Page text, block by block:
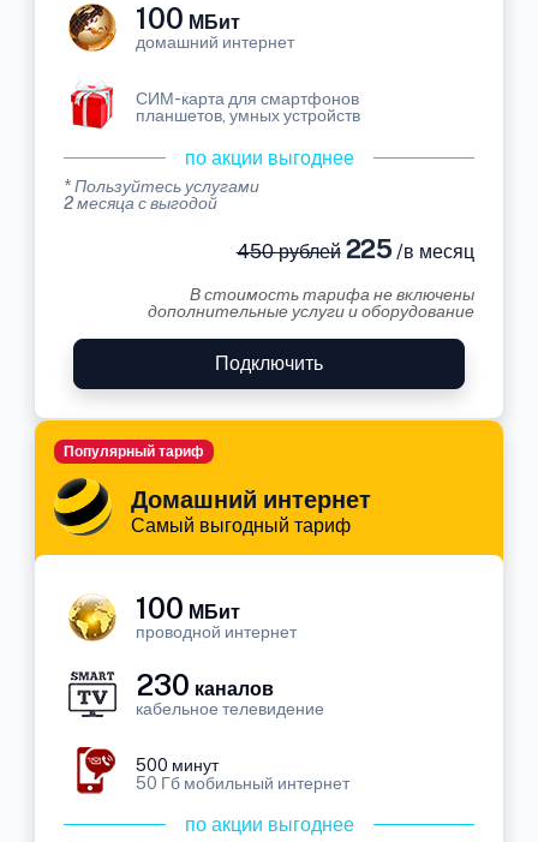
100 МБит
домашний интернет
СИМ-карта для смартфонов
планшетов, умных устройств
по акции выгоднее
* Пользуйтесь услугами
2 месяца с выгодой
450 рублей225 /в месяц
В стоимость тарифа не включены
дополнительные услуги и оборудование
Подключить
Домашний интернет
Самый выгодный тариф
Популярный тариф
100 МБит
проводной интернет
230 каналов
кабельное телевидение
500 минут
50 Гб мобильный интернет
по акции выгоднее